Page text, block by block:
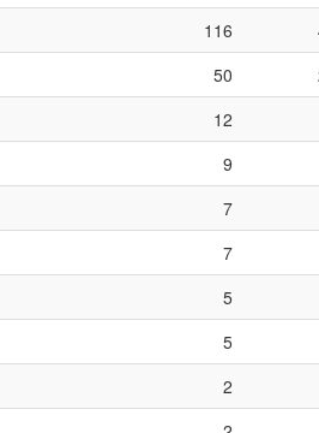
116
50
12
9
7
7
5
5
2